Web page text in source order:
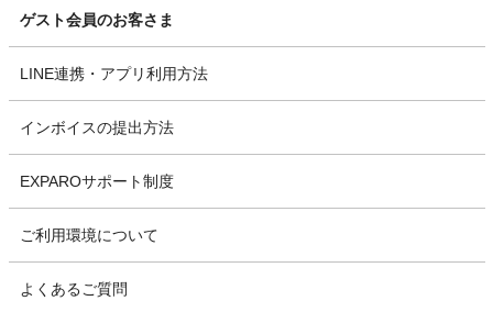
ゲスト会員のお客さま
LINE連携・アプリ利用方法
インボイスの提出方法
EXPAROサポート制度
ご利用環境について
よくあるご質問